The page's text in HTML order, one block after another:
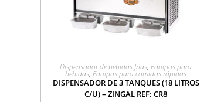
AGREGAR A COTIZACIÓN
Dispensador de bebidas frías, Equipos para
bebidas, Equipos para comidas rápidas
DISPENSADOR DE 3 TANQUES (18 LITROS
C/U) – ZINGAL REF: CR8